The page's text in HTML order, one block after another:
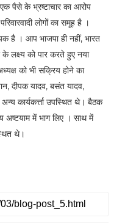
पैसे के भ्रष्टाचार का आरोप
लोगों का समूह है ।
है । आप भाजपा ही नहीं, भारत
के लक्ष्य को पार करते हुए नया
को भी सक्रिय होने का
दीपक यादव, बसंत यादव,
कार्यकर्त्ता उपस्थित थे। बैठक
अष्टयाम में भाग लिए । साथ में
थे।